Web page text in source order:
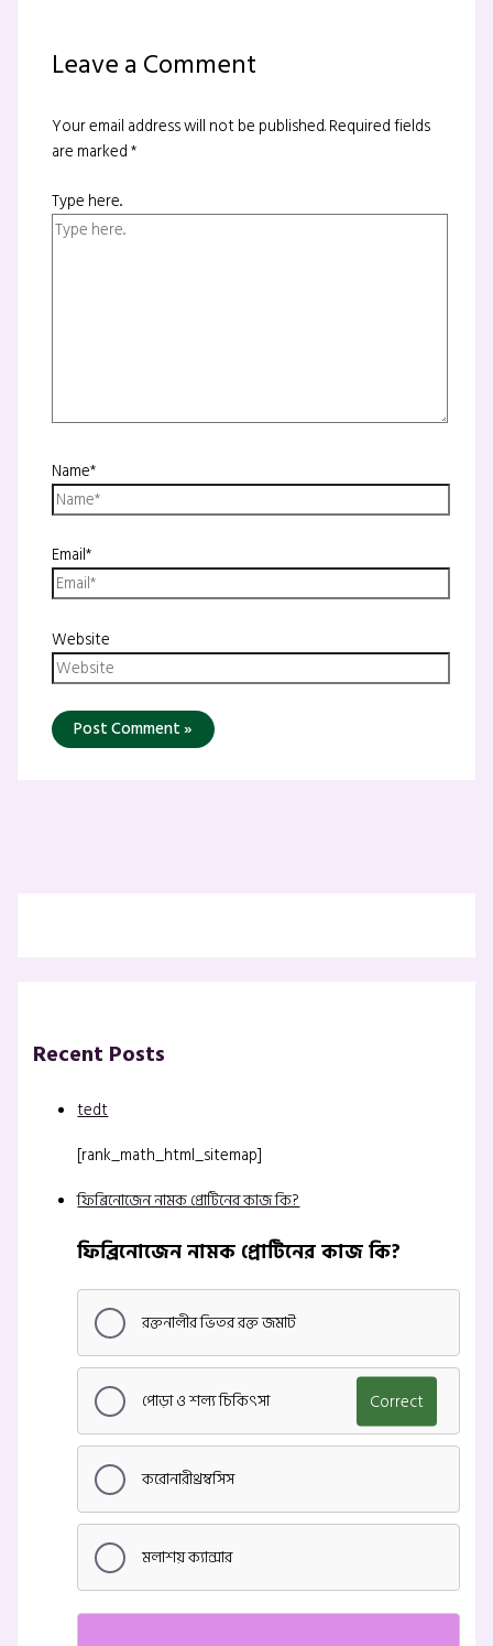
Leave a Comment
Your email address will not be published.Required fields
are marked*
Type here..
Name*
Email*
Website
Recent Posts
tedt
[rank_math_html_sitemap]
ফিব্রিনোজেন নামক প্রোটিনের কাজ কি?
ফিব্রিনোজেন নামক প্রোটিনের কাজ কি?
রক্তনালীর ভিতর রক্ত জমাট
পোড়া ও শল্য চিকিৎসা Correct
করোনারীথ্রম্বসিস
মলাশয় ক্যান্সার